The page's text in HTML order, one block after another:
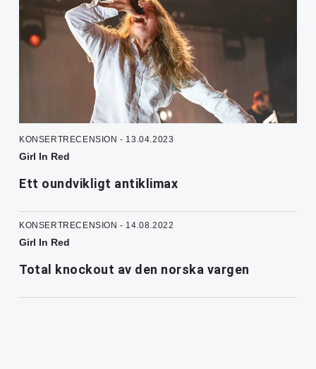
KONSERTRECENSION - 13.04.2023
Girl In Red
Ett oundvikligt antiklimax
KONSERTRECENSION - 14.08.2022
Girl In Red
Total knockout av den norska vargen